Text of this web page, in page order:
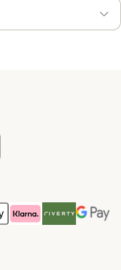
Method
Method
Payment Method
Klarna Payment Method
Riverty Payment
Google